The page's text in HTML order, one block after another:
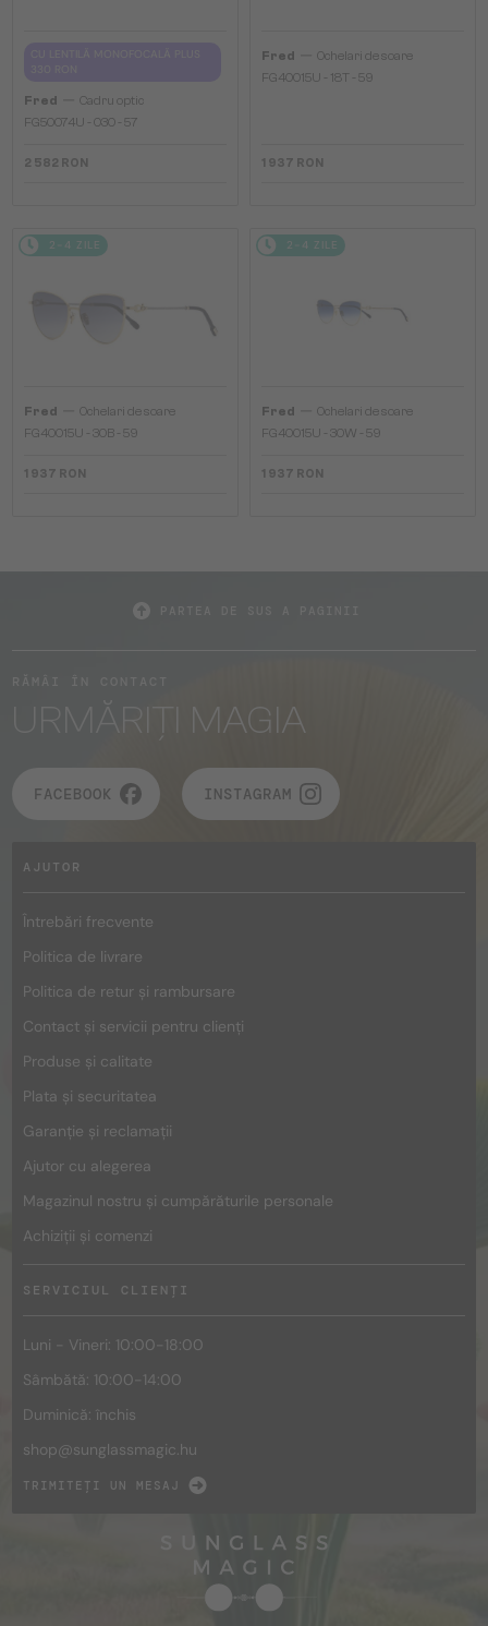
Fred
Cadru optic
FG50074U - 030 - 57
2 582 RON
Fred
Ochelari de soare
FG40015U - 18T - 59
1 937 RON
2-4 ZILE
Fred
Ochelari de soare
FG40015U - 30B - 59
1 937 RON
2-4 ZILE
Fred
Ochelari de soare
FG40015U - 30W - 59
1 937 RON
URMĂRIȚI MAGIA
FACEBOOK INSTAGRAM
AJUTOR
Întrebări frecvente
Politica de livrare
Politica de retur și rambursare
Contact și servicii pentru clienți
Produse și calitate
Plata și securitatea
Garanție și reclamații
Ajutor cu alegerea
Magazinul nostru și cumpărăturile personale
Achiziții și comenzi
SERVICIUL CLIENȚI
Luni - Vineri: 10:00-18:00
Sâmbătă: 10:00-14:00
Duminică: închis
shop@sunglassmagic.hu
TRIMITEȚI UN MESAJ